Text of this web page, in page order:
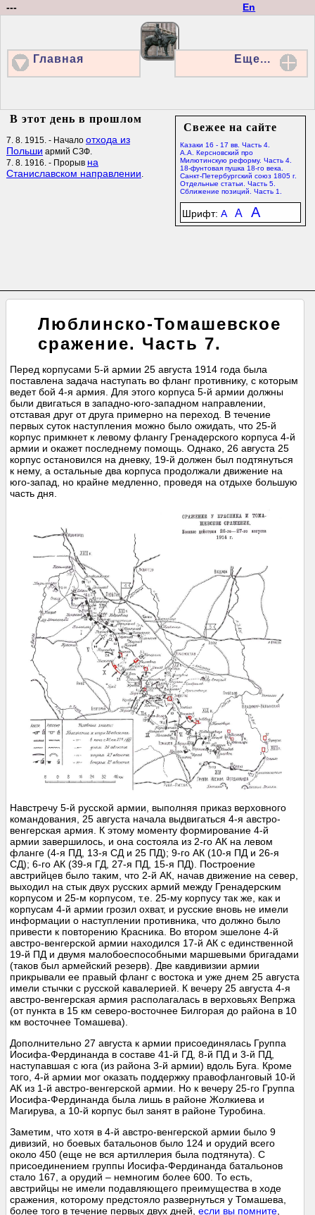
En
---
Главная Еще...
Свежее на сайте
Казаки 16 - 17 вв. Часть 4.
А.А. Керсновский про
Милютинскую реформу. Часть 4.
18-фунтовая пушка 18-го века.
Санкт-Петербургский союз 1805 г.
Отдельные статьи. Часть 5.
Сближение позиций. Часть 1.
Шрифт: A A A
В этот день в прошлом
7. 8. 1915. - Начало отхода из
Польши армий СЗФ.
7. 8. 1916. - Прорыв на
Станиславском направлении.
Люблинско-Томашевское
сражение. Часть 7.
Перед корпусами 5-й армии 25 августа 1914 года была
поставлена задача наступать во фланг противнику, с которым
ведет бой 4-я армия. Для этого корпуса 5-й армии должны
были двигаться в западно-юго-западном направлении,
отставая друг от друга примерно на переход. В течение
первых суток наступления можно было ожидать, что 25-й
корпус примкнет к левому флангу Гренадерского корпуса 4-й
армии и окажет последнему помощь. Однако, 26 августа 25
корпус остановился на дневку, 19-й должен был подтянуться
к нему, а остальные два корпуса продолжали движение на
юго-запад, но крайне медленно, проведя на отдыхе большую
часть дня.
Навстречу 5-й русской армии, выполняя приказ верховного
командования, 25 августа начала выдвигаться 4-я австро-
венгерская армия. К этому моменту формирование 4-й
армии завершилось, и она состояла из 2-го АК на левом
фланге (4-я ПД, 13-я СД и 25 ПД); 9-го АК (10-я ПД и 26-я
СД); 6-го АК (39-я ГД, 27-я ПД, 15-я ПД). Построение
австрийцев было таким, что 2-й АК, начав движение на север,
выходил на стык двух русских армий между Гренадерским
корпусом и 25-м корпусом, т.е. 25-му корпусу так же, как и
корпусам 4-й армии грозил охват, и русские вновь не имели
информации о наступлении противника, что должно было
привести к повторению Красника. Во втором эшелоне 4-й
австро-венгерской армии находился 17-й АК с единственной
19-й ПД и двумя малобоеспособными маршевыми бригадами
(таков был армейский резерв). Две кавдивизии армии
прикрывали ее правый фланг с востока и уже днем 25 августа
имели стычки с русской кавалерией. К вечеру 25 августа 4-я
австро-венгерская армия располагалась в верховьях Вепржа
(от пункта в 15 км северо-восточнее Билгорая до района в 10
км восточнее Томашева).
Дополнительно 27 августа к армии присоединялась Группа
Иосифа-Фердинанда в составе 41-й ГД, 8-й ПД и 3-й ПД,
наступавшая с юга (из района 3-й армии) вдоль Буга. Кроме
того, 4-й армии мог оказать поддержку правофланговый 10-й
АК из 1-й австро-венгерской армии. Но к вечеру 25-го Группа
Иосифа-Фердинанда была лишь в районе Жолкиева и
Магирува, а 10-й корпус был занят в районе Туробина.
Заметим, что хотя в 4-й австро-венгерской армии было 9
дивизий, но боевых батальонов было 124 и орудий всего
около 450 (еще не вся артиллерия была подтянута). С
присоединением группы Иосифа-Фердинанда батальонов
стало 167, а орудий – немногим более 600. То есть,
австрийцы не имели подавляющего преимущества в ходе
сражения, которому предстояло развернуться у Томашева,
более того в течение первых двух дней,если вы помните